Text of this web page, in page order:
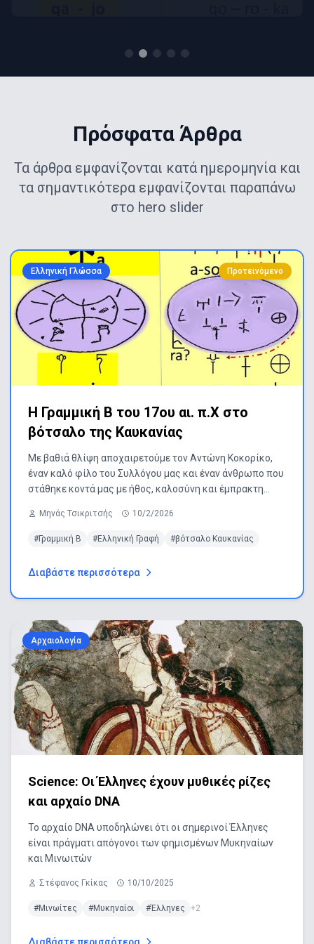
Πρόσφατα Άρθρα
Τα άρθρα εμφανίζονται κατά ημερομηνία και
τα σημαντικότερα εμφανίζονται παραπάνω
στο hero slider
Ελληνική Γλώσσα Προτεινόμενο
Η Γραμμική Β του 17ου αι. π.Χ στο
βότσαλο της Καυκανίας
Με βαθιά θλίψη αποχαιρετούμε τον Αντώνη Κοκορίκο,
έναν καλό φίλο του Συλλόγου μας και έναν άνθρωπο που
στάθηκε κοντά μας με ήθος, καλοσύνη και έμπρακτη
στους οικείους του.
Μηνάς Τσικριτσής 10/2/2026
#Γραμμική Β #Ελληνική Γραφή #βότσαλο Καυκανίας
Διαβάστε περισσότερα
Αρχαιολογία
Science: Οι Έλληνες έχουν μυθικές ρίζες
και αρχαίο DNA
Το αρχαίο DNA υποδηλώνει ότι οι σημερινοί Έλληνες
είναι πράγματι απόγονοι των φημισμένων Μυκηναίων
και Μινωιτών
Στέφανος Γκίκας 10/10/2025
#Μινωίτες #Μυκηναίοι #Έλληνες +2